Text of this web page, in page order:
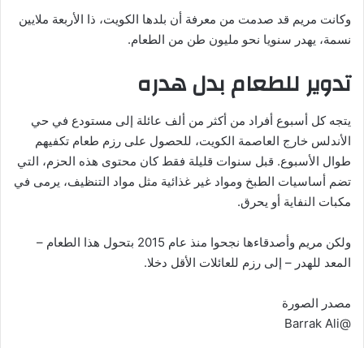
وكانت مريم قد صدمت من معرفة أن بلدها الكويت، ذا الأربعة ملايين
نسمة، يهدر سنويا نحو مليون طن من الطعام.
تدوير للطعام بدل هدره
يتجه كل أسبوع أفراد من أكثر من ألف عائلة إلى مستودع في حي
الأندلس خارج العاصمة الكويت، للحصول على رزم طعام تكفيهم
طوال الأسبوع. قبل سنوات قليلة فقط كان محتوى هذه الحزم، التي
تضم أساسيات الطبخ ومواد غير غذائية مثل مواد التنظيف، يرمى في
مكبات النفاية أو يحرق.
ولكن مريم وأصدقاءها نجحوا منذ عام 2015 بتحول هذا الطعام –
المعد للهدر – إلى رزم للعائلات الأقل دخلا.
مصدر الصورة
@Barrak Ali